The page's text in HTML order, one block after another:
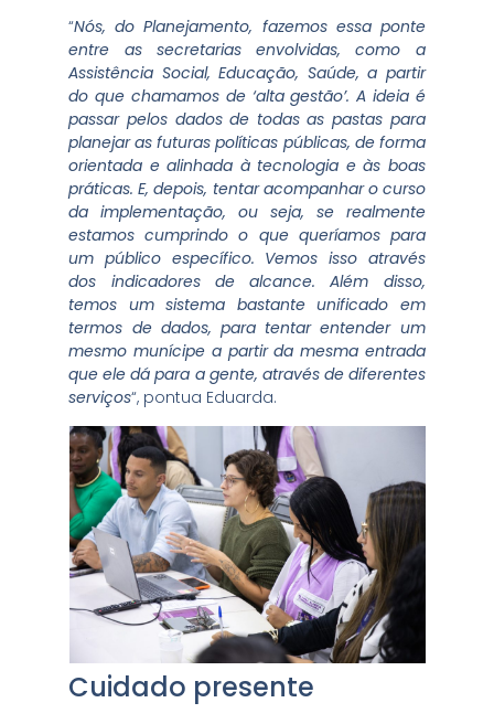
“Nós, do Planejamento, fazemos essa ponte
entre as secretarias envolvidas, como a
Assistência Social, Educação, Saúde, a partir
do que chamamos de ‘alta gestão’. A ideia é
passar pelos dados de todas as pastas para
planejar as futuras políticas públicas, de forma
orientada e alinhada à tecnologia e às boas
práticas. E, depois, tentar acompanhar o curso
da implementação, ou seja, se realmente
estamos cumprindo o que queríamos para
um público específico. Vemos isso através
dos indicadores de alcance. Além disso,
temos um sistema bastante unificado em
termos de dados, para tentar entender um
mesmo munícipe a partir da mesma entrada
que ele dá para a gente, através de diferentes
serviços“, pontua Eduarda.
Cuidado presente